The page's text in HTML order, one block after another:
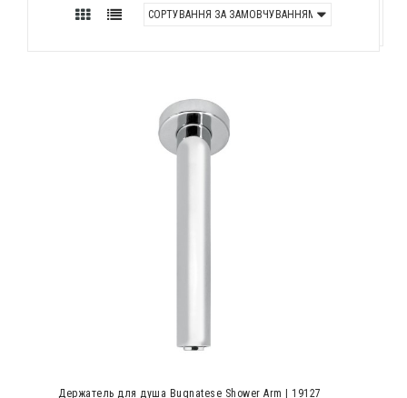
Держатель для душа Bugnatese Shower Arm | 19127